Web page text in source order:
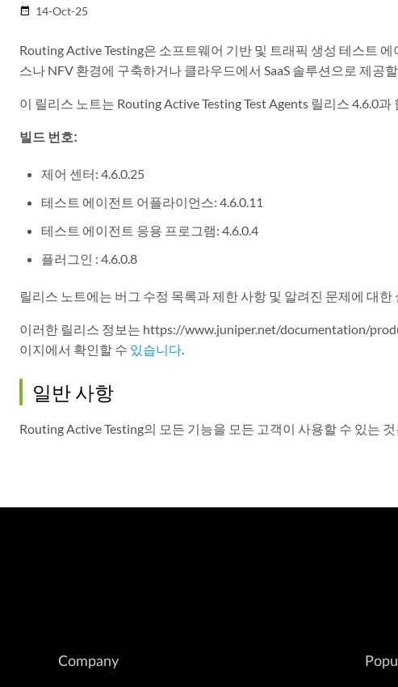
date_range 14-Oct-25
Routing Active Testing은 소프트웨어 기반 및 트래픽 생성 테스트
스나 NFV 환경에 구축하거나 클라우드에서 SaaS 솔루션으로 제공
이 릴리스 노트는 Routing Active Testing Test Agents 릴리스 4.6.0
빌드 번호:
제어 센터: 4.6.0.25
테스트 에이전트 어플라이언스: 4.6.0.11
테스트 에이전트 응용 프로그램: 4.6.0.4
플러그인 : 4.6.0.8
릴리스 노트에는 버그 수정 목록과 제한 사항 및 알려진 문제에 대
이러한 릴리스 정보는 https://www.juniper.net/documentation/
이지에서 확인할 수 있습니다.
일반 사항
Routing Active Testing의 모든 기능을 모든 고객이 사용할 수 있는
Company